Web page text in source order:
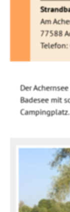
Am
77588
Der
Badesee mit
Campingplatz.